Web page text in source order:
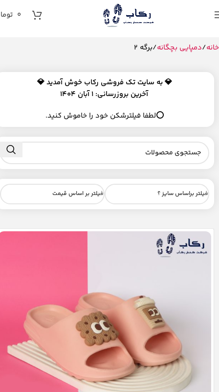
0
خانه دمپایی بچگانه برگه 2
💎به سایت تک فروشی رکاب خوش آمدید 💎
آخرین بروزرسانی: 1 آبان 1404
⭕لطفا فیلترشکن خود را خاموش کنید.
فیلتر براساس سایز ؟ فیلتر بر اساس قیمت